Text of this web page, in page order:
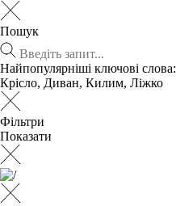
Пошук
Найпопулярніші ключові слова:
Крісло, Диван, Килим, Ліжко
Фільтри
Показати